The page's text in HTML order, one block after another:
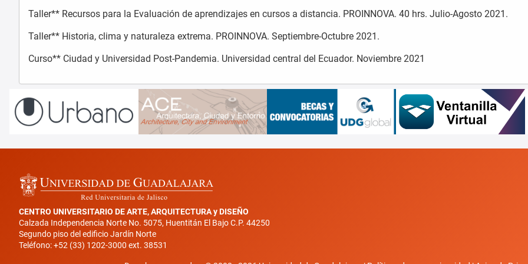
Taller** Recursos para la Evaluación de aprendizajes en cursos a distancia. PROINNOVA. 40 hrs. Julio-Agosto 2021.
Taller** Historia, clima y naturaleza extrema. PROINNOVA. Septiembre-Octubre 2021.
Curso** Ciudad y Universidad Post-Pandemia. Universidad central del Ecuador. Noviembre 2021
CENTRO UNIVERSITARIO DE ARTE, ARQUITECTURA y DISEÑO
Calzada Independencia Norte No. 5075, Huentitán El Bajo C.P. 44250
Segundo piso del edificio Jardín Norte
Teléfono: +52 (33) 1202-3000 ext. 38531